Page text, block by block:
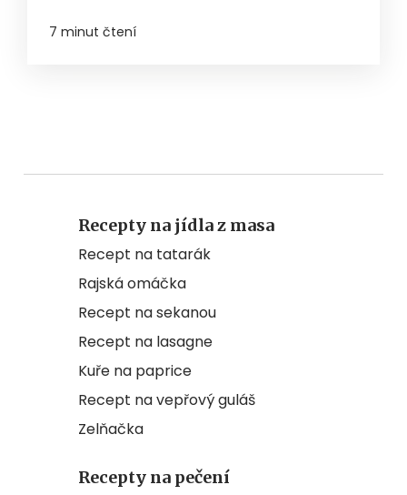
7 minut čtení
Recepty na jídla z masa
Recept na tatarák
Rajská omáčka
Recept na sekanou
Recept na lasagne
Kuře na paprice
Recept na vepřový guláš
Zelňačka
Recepty na pečení